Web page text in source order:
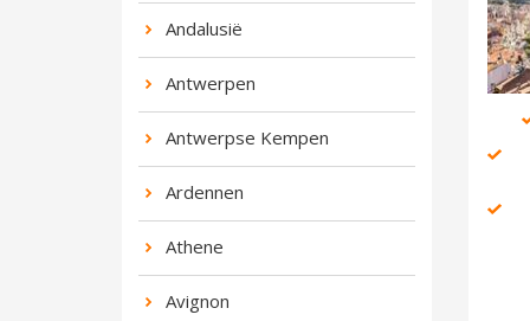
Andalusië
Antwerpen
Antwerpse Kempen
Ardennen
Athene
Avignon